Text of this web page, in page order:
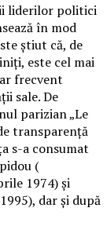
liderilor politici
în mod
ştiut că, de
este cel mai
frecvent
sale. De
parizian „Le
transparenţă
s-a consumat
(
1974) şi
dar şi după